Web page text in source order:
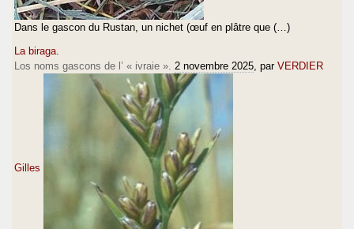
Dans le gascon du Rustan, un nichet (œuf en plâtre que (…)
La biraga.
Los noms gascons de l’ « ivraie ». 2 novembre 2025 , par VERDIER
Gilles